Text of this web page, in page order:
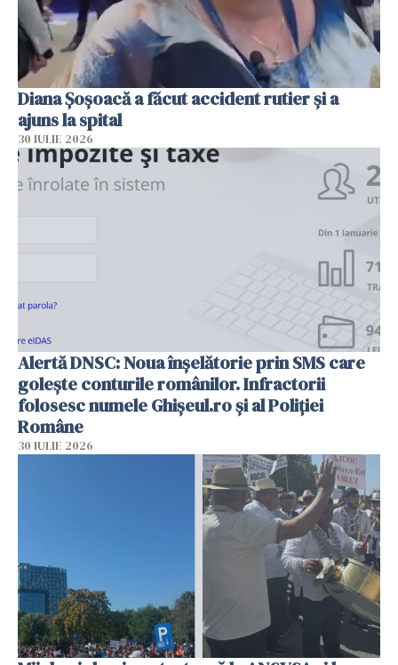
Diana Șoșoacă a făcut accident rutier și a
ajuns la spital
30 IULIE 2026
Alertă DNSC: Noua înșelătorie prin SMS care
golește conturile românilor. Infractorii
folosesc numele Ghișeul.ro și al Poliției
Române
30 IULIE 2026